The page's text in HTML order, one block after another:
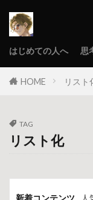
はじめての人へ 思
HOME リスト
TAG
リスト化
新着コンテンツ 人